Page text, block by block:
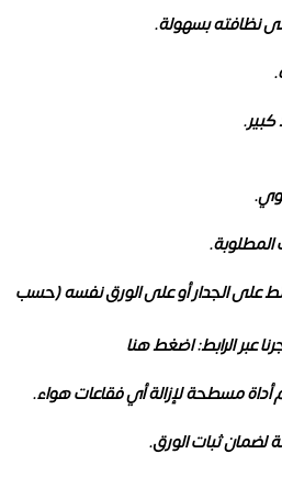
نظافته بسهولة.
على الجدار أو على الورق نفسه (حسب
عبر الرابط: اضغط هنا
مسطحة لإزالة أي فقاعات هواء.
ثبات الورق.